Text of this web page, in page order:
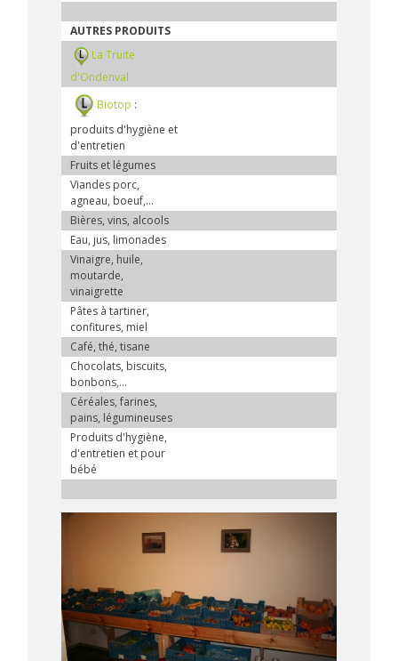
AUTRES PRODUITS
La Truite
d'Ondenval
Biotop :
produits d'hygiène et
d'entretien
Fruits et légumes
Viandes porc,
agneau, boeuf,...
Bières, vins, alcools
Eau, jus, limonades
Vinaigre, huile,
moutarde,
vinaigrette
Pâtes à tartiner,
confitures, miel
Café, thé, tisane
Chocolats, biscuits,
bonbons,...
Céréales, farines,
pains, légumineuses
Produits d'hygiène,
d'entretien et pour
bébé